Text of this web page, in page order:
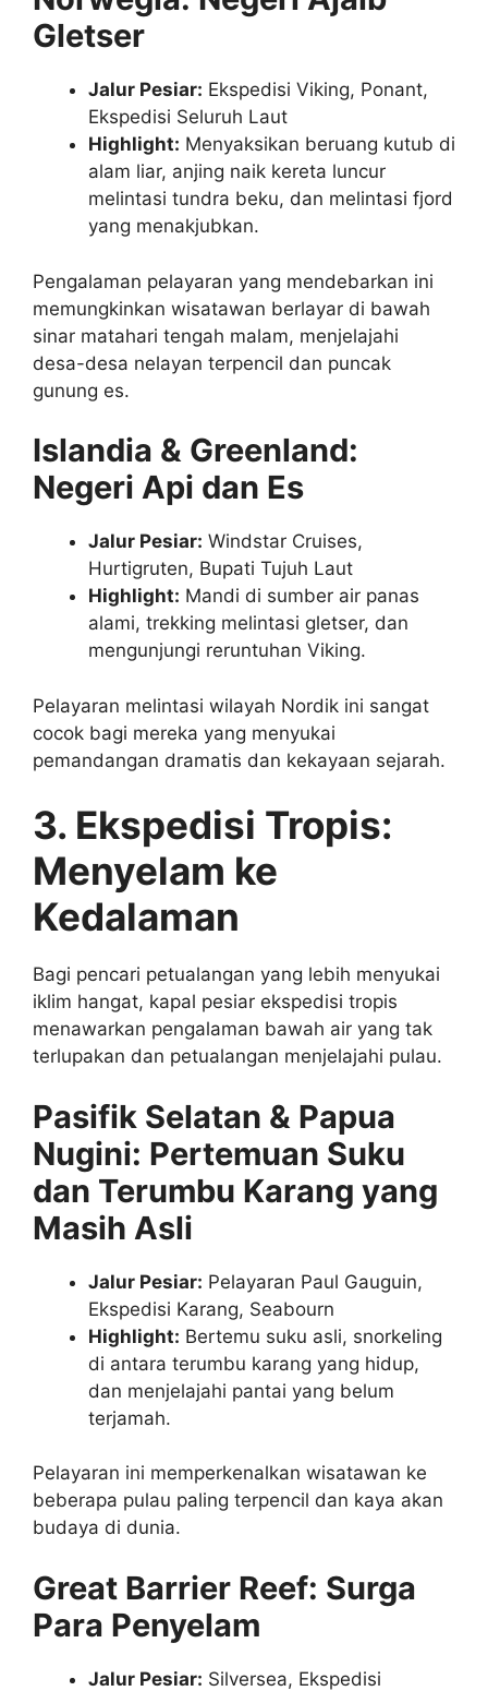
Gletser
Jalur Pesiar: Ekspedisi Viking, Ponant,
Ekspedisi Seluruh Laut
Highlight: Menyaksikan beruang kutub di
alam liar, anjing naik kereta luncur
melintasi tundra beku, dan melintasi fjord
yang menakjubkan.
Pengalaman pelayaran yang mendebarkan ini
memungkinkan wisatawan berlayar di bawah
sinar matahari tengah malam, menjelajahi
desa-desa nelayan terpencil dan puncak
gunung es.
Islandia & Greenland:
Negeri Api dan Es
Jalur Pesiar: Windstar Cruises,
Hurtigruten, Bupati Tujuh Laut
Highlight: Mandi di sumber air panas
alami, trekking melintasi gletser, dan
mengunjungi reruntuhan Viking.
Pelayaran melintasi wilayah Nordik ini sangat
cocok bagi mereka yang menyukai
pemandangan dramatis dan kekayaan sejarah.
3. Ekspedisi Tropis:
Menyelam ke
Kedalaman
Bagi pencari petualangan yang lebih menyukai
iklim hangat, kapal pesiar ekspedisi tropis
menawarkan pengalaman bawah air yang tak
terlupakan dan petualangan menjelajahi pulau.
Pasifik Selatan & Papua
Nugini: Pertemuan Suku
dan Terumbu Karang yang
Masih Asli
Jalur Pesiar: Pelayaran Paul Gauguin,
Ekspedisi Karang, Seabourn
Highlight: Bertemu suku asli, snorkeling
di antara terumbu karang yang hidup,
dan menjelajahi pantai yang belum
terjamah.
Pelayaran ini memperkenalkan wisatawan ke
beberapa pulau paling terpencil dan kaya akan
budaya di dunia.
Great Barrier Reef: Surga
Para Penyelam
Jalur Pesiar: Silversea, Ekspedisi